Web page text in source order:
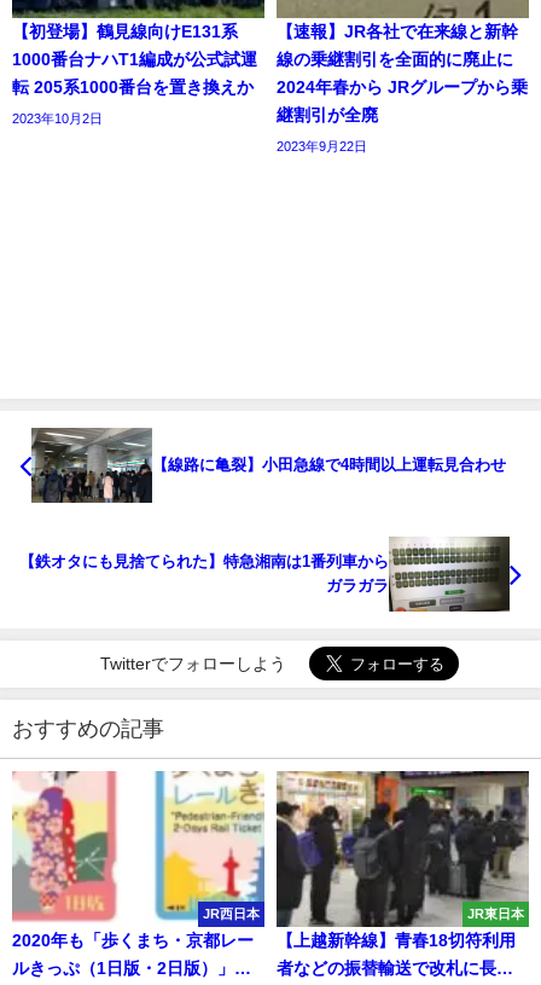
【初登場】鶴見線向けE131系
1000番台ナハT1編成が公式試運
転 205系1000番台を置き換えか
2023年10月2日
【速報】JR各社で在来線と新幹
線の乗継割引を全面的に廃止に
2024年春から JRグループから乗
継割引が全廃
2023年9月22日
【線路に亀裂】小田急線で4時間以上運転見合わせ
【鉄オタにも見捨てられた】特急湘南は1番列車から
ガラガラ
Twitterでフォローしよう
おすすめの記事
JR西日本
2020年も「歩くまち・京都レー
ルきっぷ（1日版・2日版）」が
JR東日本
【上越新幹線】青春18切符利用
者などの振替輸送で改札に長蛇